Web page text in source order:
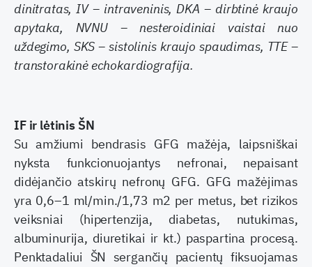
dinitratas, IV – intraveninis, DKA – dirbtinė kraujo
apytaka, NVNU – nesteroidiniai vaistai nuo
uždegimo, SKS – sistolinis kraujo spaudimas, TTE –
transtorakinė echokardiografija.
IF ir lėtinis ŠN
Su amžiumi bendrasis GFG mažėja, laipsniškai
nyksta funkcionuojantys nefronai, nepaisant
didėjančio atskirų nefronų GFG. GFG mažėjimas
yra 0,6–1 ml/min./1,73 m2 per metus, bet rizikos
veiksniai (hipertenzija, diabetas, nutukimas,
albuminurija, diuretikai ir kt.) paspartina procesą.
Penktadaliui ŠN sergančių pacientų fiksuojamas